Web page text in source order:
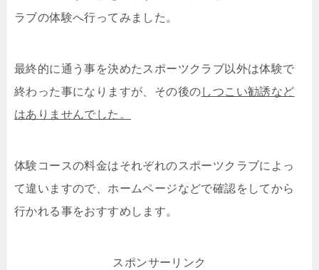
ラブの体験へ行ってみました。
最終的に通う事を決めたスポーツクラブ以外は体験で
終わった事になりますが、その後のしつこい勧誘など
はありませんでした。
体験コースの料金はそれぞれのスポーツクラブによっ
て違いますので、ホームページなどで確認をしてから
行かれる事をおすすめします。
スポンサーリンク